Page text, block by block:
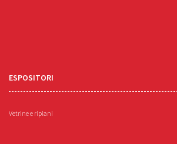
ESPOSITORI
Vetrine e ripiani